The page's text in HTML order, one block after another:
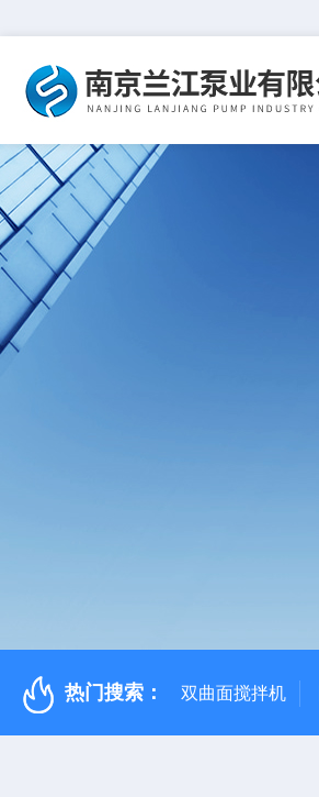
热门搜索： 双曲面搅拌机